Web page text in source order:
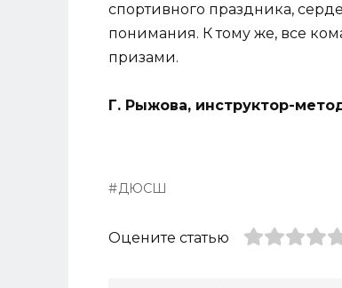
спортивного праздника,
понимания. К тому же, все
призами.
Г. Рыжова, инструктор-
ДЮСШ
Оцените статью